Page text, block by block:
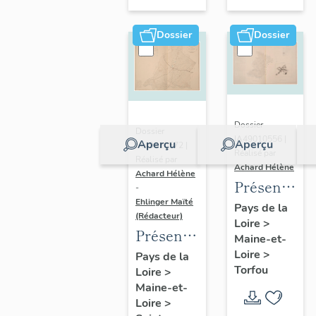
sur-
Moine
Dossier
Aperçu
IA49010572 |
Achard Hélène
-
Ehlinger Maïté
(Rédacteur)
Présentation
du
patrimoine
industriel
Pays de la
Loire >
Maine-et-
Loire >
Dossier
Aperçu
Dossier
IA49010556 |
Réalisé par
Achard Hélène
du
patrimoine
industriel
de la
commune
de
Pays de la
Loire >
Maine-et-
Loire >
Torfou